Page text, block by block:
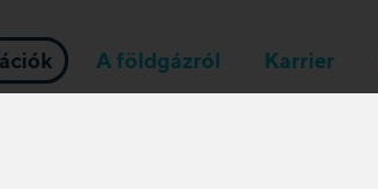
A földgázról Karrier